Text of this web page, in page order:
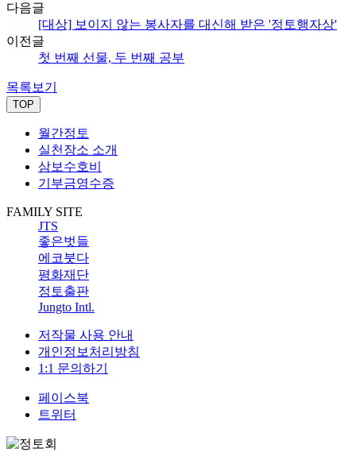
다음글
[대상] 보이지 않는 봉사자를 대신해 받은 '정토행자상'
이전글
첫 번째 선물, 두 번째 공부
목록보기
TOP
월간정토
실천장소 소개
삼보수호비
기부금영수증
FAMILY SITE
JTS
좋은벗들
에코붓다
평화재단
정토출판
Jungto Intl.
저작물 사용 안내
개인정보처리방침
1:1 문의하기
페이스북
트위터